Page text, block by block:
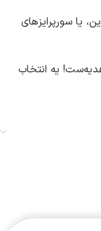
یا سورپرایزهای
یه انتخاب